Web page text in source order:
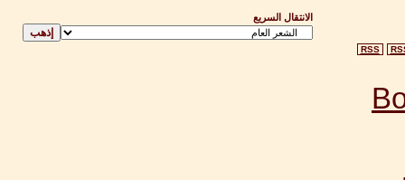
الانتقال السريع
RSS